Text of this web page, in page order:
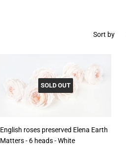
Sort by
SOLD OUT
English roses preserved Elena Earth
Matters - 6 heads - White